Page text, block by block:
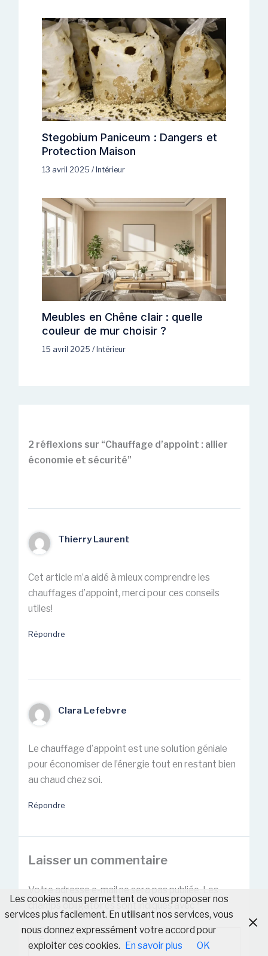
Stegobium Paniceum : Dangers et
Protection Maison
13 avril 2025 / Intérieur
Meubles en Chêne clair : quelle
couleur de mur choisir ?
15 avril 2025 / Intérieur
2 réflexions sur “Chauffage d’appoint : allier
économie et sécurité”
Thierry Laurent
Cet article m’a aidé à mieux comprendre les
chauffages d’appoint, merci pour ces conseils
utiles!
Répondre
Clara Lefebvre
Le chauffage d’appoint est une solution géniale
pour économiser de l’énergie tout en restant bien
au chaud chez soi.
Répondre
Laisser un commentaire
Votre adresse e-mail ne sera pas publiée. Les
champs obligatoires sont indiqués avec*
Écrivez
ici…
Les cookies nous permettent de vous proposer nos
services plus facilement. En utilisant nos services, vous
nous donnez expressément votre accord pour
exploiter ces cookies. En savoir plus OK